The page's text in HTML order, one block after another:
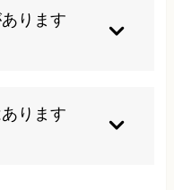
体質や生活習慣の
総合的なアプロー
す。
ります
高めます。また、
下し、症状が悪化
ります